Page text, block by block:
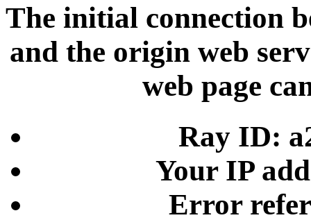
The initial connection
and the origin web
web page
Ray ID:
Your IP
Error